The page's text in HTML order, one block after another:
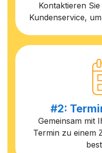
Kontaktieren
Kundenservice,
#2:
Gemeinsam mit
Termin zu einem